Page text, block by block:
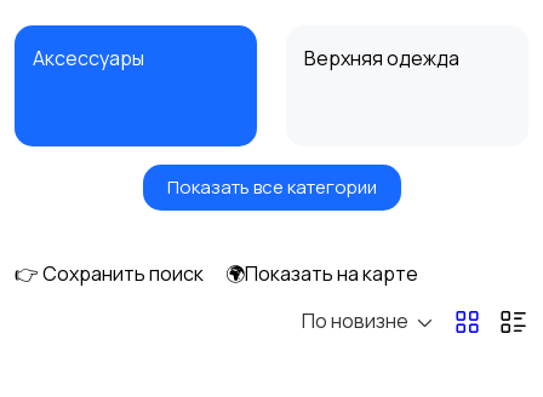
Аксессуары Верхняя одежда
Головные уборы Домашняя одежда
Нижнее белье
Показать все категории
👉 Сохранить поиск
🌍Показать на карте
По новизне